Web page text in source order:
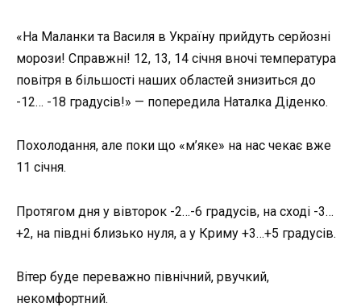
«На Маланки та Василя в Україну прийдуть серйозні
морози! Справжні! 12, 13, 14 січня вночі температура
повітря в більшості наших областей знизиться до
-12… -18 градусів!» — попередила Наталка Діденко.
Похолодання, але поки що «м’яке» на нас чекає вже
11 січня.
Протягом дня у вівторок -2…-6 градусів, на сході -3…
+2, на півдні близько нуля, а у Криму +3…+5 градусів.
Вітер буде переважно північний, рвучкий,
некомфортний.